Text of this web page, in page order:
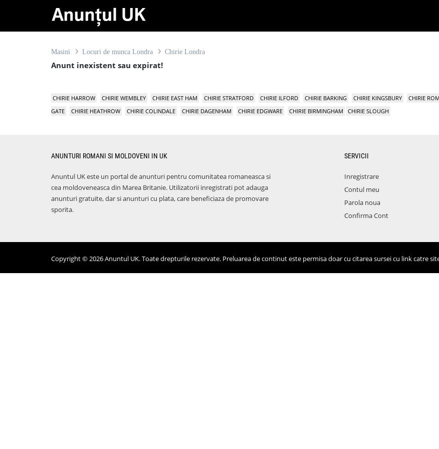
Masini Locuri de munca Londra Chirie Londra
Anunt inexistent sau expirat!
CHIRIE HARROW CHIRIE WEMBLEY CHIRIE EAST HAM CHIRIE STRATFORD CHIRIE ILFORD CHIRIE BARKING CHIRIE KINGSBURY CHIRIE
GATE
CHIRIE HEATHROW CHIRIE COLINDALE CHIRIE DAGENHAM CHIRIE EDGWARE CHIRIE BIRMINGHAM CHIRIE SLOUGH
ANUNTURI ROMANI SI MOLDOVENI IN UK
Anuntul UK este un portal de anunturi pentru comunitatea romaneasca si
cea moldoveneasca din Marea Britanie. Utilizatorii inregistrati pot adauga
anunturi gratuite, dar si anunturi cu plata, care beneficiaza de promovare
sporita.
SERVICII
Inregistrare
Contul meu
Parola noua
Confirma Cont
Copyright © 2026 Anuntul UK. Toate drepturile rezervate. Preluarea de continut este permisa doar cu citarea sursei cu link catre